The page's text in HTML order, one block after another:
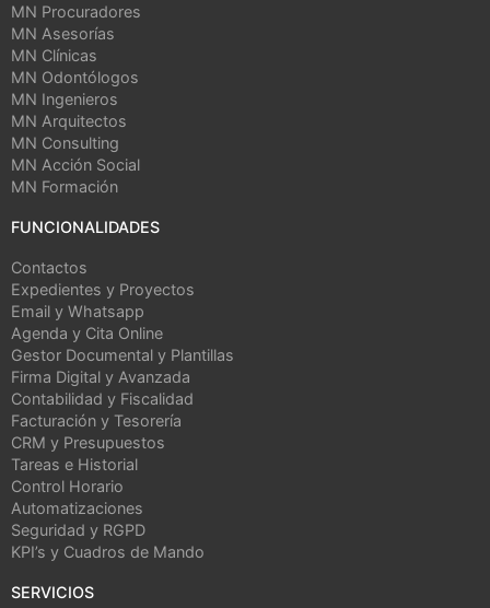
MN Procuradores
MN Asesorías
MN Clínicas
MN Odontólogos
MN Ingenieros
MN Arquitectos
MN Consulting
MN Acción Social
MN Formación
FUNCIONALIDADES
Contactos
Expedientes y Proyectos
Email y Whatsapp
Agenda y Cita Online
Gestor Documental y Plantillas
Firma Digital y Avanzada
Contabilidad y Fiscalidad
Facturación y Tesorería
CRM y Presupuestos
Tareas e Historial
Control Horario
Automatizaciones
Seguridad y RGPD
KPI’s y Cuadros de Mando
SERVICIOS